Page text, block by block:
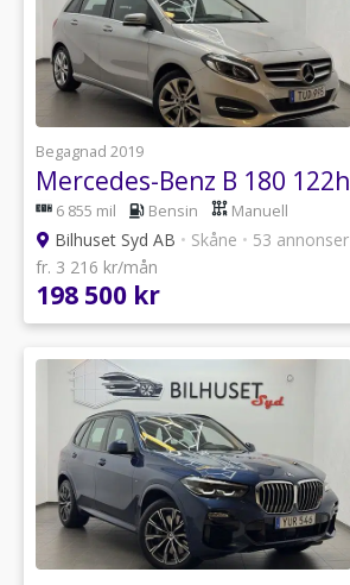
Begagnad 2019
6 855 mil Bensin Manuell
Bilhuset Syd AB • Skåne • 53 annonser
fr. 3 216 kr/mån
198 500 kr